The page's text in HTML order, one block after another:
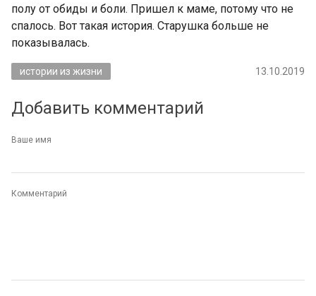
полу от обиды и боли. Пришел к маме, потому что не
спалось. Вот такая история. Старушка больше не
показывалась.
истории из жизни 13.10.2019
Добавить комментарий
Ваше имя
Комментарий